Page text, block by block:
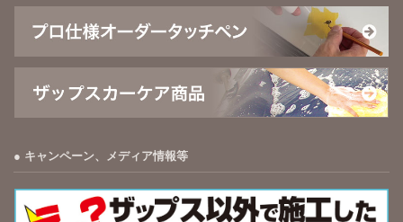
キャンペーン、メディア情報等